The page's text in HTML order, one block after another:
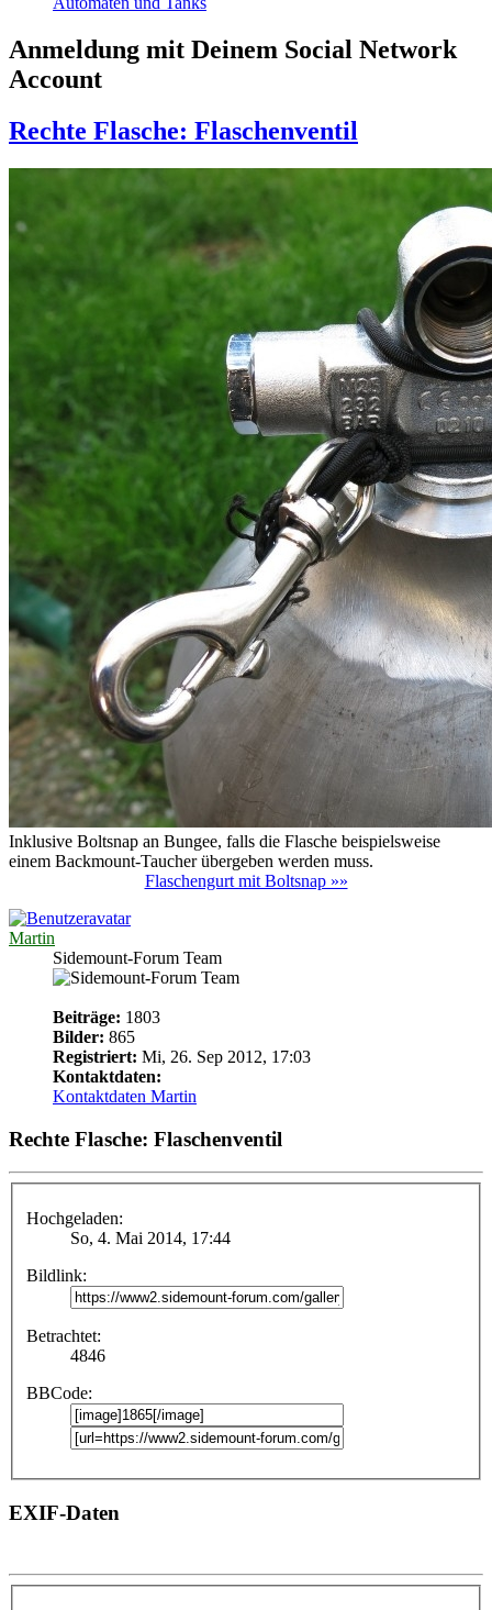
Anmeldung mit Deinem Social Network
Account
Rechte Flasche: Flaschenventil
Inklusive Boltsnap an Bungee, falls die Flasche beispielsweise
einem Backmount-Taucher übergeben werden muss.
Flaschengurt mit Boltsnap »»
Martin
Sidemount-Forum Team
Beiträge: 1803
Bilder: 865
Registriert: Mi, 26. Sep 2012, 17:03
Kontaktdaten:
Kontaktdaten Martin
Rechte Flasche: Flaschenventil
Hochgeladen:
So, 4. Mai 2014, 17:44
Bildlink:
Betrachtet:
4846
BBCode:
EXIF-Daten